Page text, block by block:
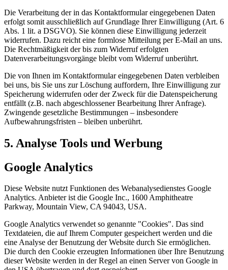
Die Verarbeitung der in das Kontaktformular eingegebenen Daten
erfolgt somit ausschließlich auf Grundlage Ihrer Einwilligung (Art. 6
Abs. 1 lit. a DSGVO). Sie können diese Einwilligung jederzeit
widerrufen. Dazu reicht eine formlose Mitteilung per E-Mail an uns.
Die Rechtmäßigkeit der bis zum Widerruf erfolgten
Datenverarbeitungsvorgänge bleibt vom Widerruf unberührt.
Die von Ihnen im Kontaktformular eingegebenen Daten verbleiben
bei uns, bis Sie uns zur Löschung auffordern, Ihre Einwilligung zur
Speicherung widerrufen oder der Zweck für die Datenspeicherung
entfällt (z.B. nach abgeschlossener Bearbeitung Ihrer Anfrage).
Zwingende gesetzliche Bestimmungen – insbesondere
Aufbewahrungsfristen – bleiben unberührt.
5. Analyse Tools und Werbung
Google Analytics
Diese Website nutzt Funktionen des Webanalysedienstes Google
Analytics. Anbieter ist die Google Inc., 1600 Amphitheatre
Parkway, Mountain View, CA 94043, USA.
Google Analytics verwendet so genannte "Cookies". Das sind
Textdateien, die auf Ihrem Computer gespeichert werden und die
eine Analyse der Benutzung der Website durch Sie ermöglichen.
Die durch den Cookie erzeugten Informationen über Ihre Benutzung
dieser Website werden in der Regel an einen Server von Google in